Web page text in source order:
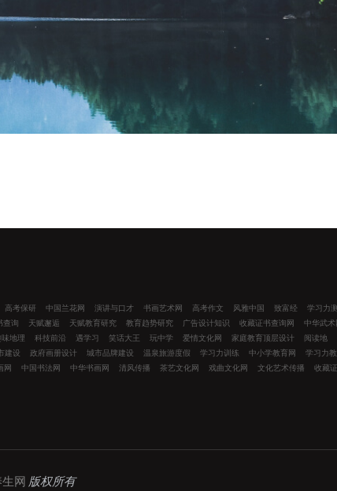
高考保研 中国兰花网 演讲与口才 书画艺术网 高考作文 风雅中国 致富经 学习力
查询 天赋邂逅 天赋教育研究 教育趋势研究 广告设计知识 收藏证书查询网 中华武术
地理 科技前沿 遇学习 笑话大王 玩中学 爱情文化网 家庭教育顶层设计 阅读地
建设 政府画册设计 城市品牌建设 温泉旅游度假 学习力训练 中小学教育网 学习力
网 中国书法网 中华书画网 清风传播 茶艺文化网 戏曲文化网 文化艺术传播 收藏
网版权所有